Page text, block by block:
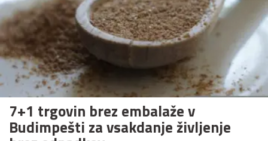
7+1 trgovin brez embalaže v
Budimpešti za vsakdanje življenje